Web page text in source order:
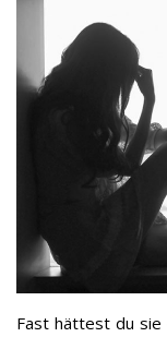
Fast hättest du sie